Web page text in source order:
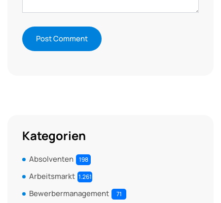
Kategorien
Absolventen 198
Arbeitsmarkt 1.261
Bewerbermanagement 71